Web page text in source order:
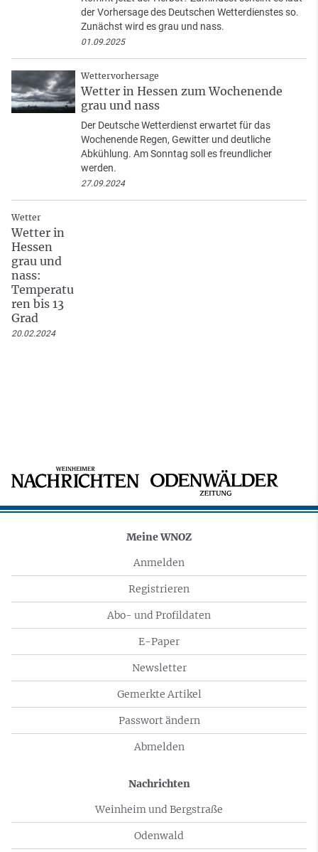
der Vorhersage des Deutschen Wetterdienstes so.
Zunächst wird es grau und nass.
01.09.2025
Wettervorhersage
Wetter in Hessen zum Wochenende
grau und nass
Der Deutsche Wetterdienst erwartet für das
Wochenende Regen, Gewitter und deutliche
Abkühlung. Am Sonntag soll es freundlicher
werden.
27.09.2024
Wetter
Wetter in
Hessen
grau und
nass:
Temperatu
ren bis 13
Grad
20.02.2024
Meine WNOZ
Anmelden
Registrieren
Abo- und Profildaten
E-Paper
Newsletter
Gemerkte Artikel
Passwort ändern
Abmelden
Nachrichten
Weinheim und Bergstraße
Odenwald